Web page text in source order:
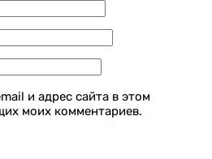
и адрес сайта в этом
моих комментариев.